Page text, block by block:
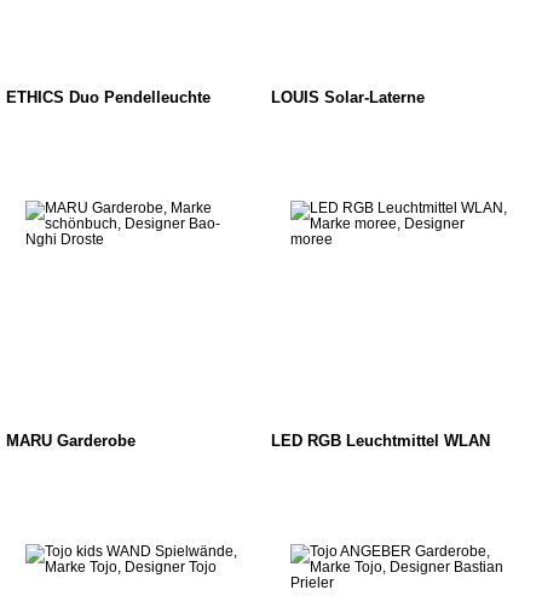
ETHICS Duo Pendelleuchte LOUIS Solar-Laterne
MARU Garderobe LED RGB Leuchtmittel WLAN